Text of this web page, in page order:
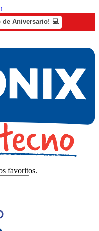
de Aniversario! 💻
favoritos.